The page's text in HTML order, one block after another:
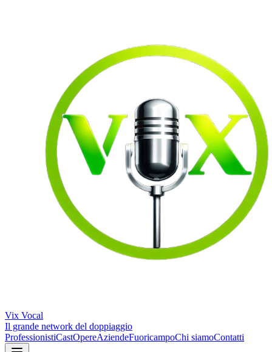
Vix Vocal
Il grande network del doppiaggio
ProfessionistiCastOpereAziendeFuoricampoChi siamoContatti